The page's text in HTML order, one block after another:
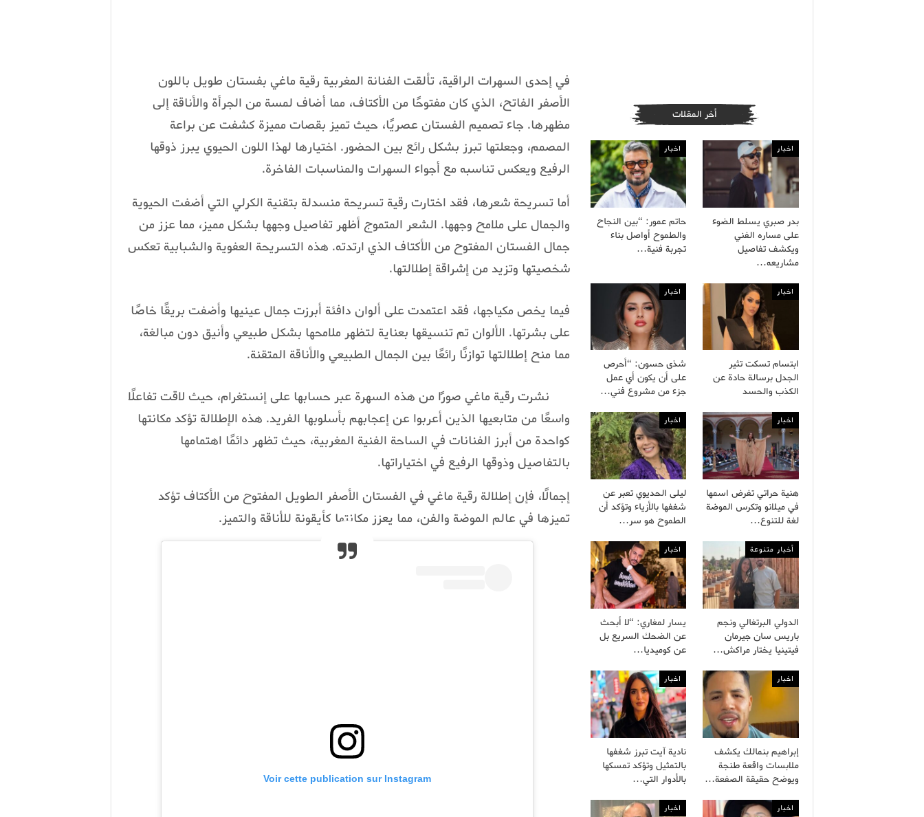
في إحدى السهرات الراقية، تألقت الفنانة المغربية رقية ماغي بفستان طويل باللون
الأصفر الفاتح، الذي كان مفتوحًا من الأكتاف، مما أضاف لمسة من الجرأة والأناقة إلى
مظهرها. جاء تصميم الفستان عصريًا، حيث تميز بقصات مميزة كشفت عن براعة
المصمم، وجعلتها تبرز بشكل رائع بين الحضور. اختيارها لهذا اللون الحيوي يبرز ذوقها
الرفيع ويعكس تناسبه مع أجواء السهرات والمناسبات الفاخرة.
أما تسريحة شعرها، فقد اختارت رقية تسريحة منسدلة بتقنية الكرلي التي أضفت الحيوية
والجمال على ملامح وجهها. الشعر المتموج أظهر تفاصيل وجهها بشكل مميز، مما عزز من
جمال الفستان المفتوح من الأكتاف الذي ارتدته. هذه التسريحة العفوية والشبابية تعكس
شخصيتها وتزيد من إشراقة إطلالتها.
فيما يخص مكياجها، فقد اعتمدت على ألوان دافئة أبرزت جمال عينيها وأضفت بريقًا خاصًا
على بشرتها. الألوان تم تنسيقها بعناية لتظهر ملامحها بشكل طبيعي وأنيق دون مبالغة،
مما منح إطلالتها توازنًا رائعًا بين الجمال الطبيعي والأناقة المتقنة.
نشرت رقية ماغي صورًا من هذه السهرة عبر حسابها على إنستغرام، حيث لاقت تفاعلًا
واسعًا من متابعيها الذين أعربوا عن إعجابهم بأسلوبها الفريد. هذه الإطلالة تؤكد مكانتها
كواحدة من أبرز الفنانات في الساحة الفنية المغربية، حيث تظهر دائمًا اهتمامها
بالتفاصيل وذوقها الرفيع في اختياراتها.
إجمالًا، فإن إطلالة رقية ماغي في الفستان الأصفر الطويل المفتوح من الأكتاف تؤكد
تميزها في عالم الموضة والفن، مما يعزز مكانتها كأيقونة للأناقة والتميز.
Voir cette publication sur Instagram
أخر المقلات
اخبار
بدر صبري يسلط الضوء
على مساره الفني
ويكشف تفاصيل
مشاريعه…
اخبار
حاتم عمور: “بين النجاح
والطموح أواصل بناء
تجربة فنية…
اخبار
ابتسام تسكت تثير
الجدل برسالة حادة عن
الكذب والحسد
اخبار
شذى حسون: “أحرص
على أن يكون أي عمل
جزء من مشروع فني…
اخبار
هنية حراتي تفرض اسمها
في ميلانو وتكرس الموضة
لغة للتنوع…
اخبار
ليلى الحديوي تعبر عن
شغفها بالأزياء وتؤكد أن
الطموح هو سر…
أخبار متنوعة
الدولي البرتغالي ونجم
باريس سان جيرمان
فيتينيا يختار مراكش…
اخبار
يسار لمغاري: “لا أبحث
عن الضحك السريع بل
عن كوميديا…
اخبار
إبراهيم بنمالك يكشف
ملابسات واقعة طنجة
ويوضح حقيقة الصفعة…
اخبار
نادية آيت تبرز شغفها
بالتمثيل وتؤكد تمسكها
بالأدوار التي…
اخبار اخبار